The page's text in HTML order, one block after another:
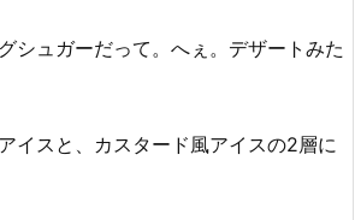
シュガーだって。へぇ。デザートみた
イスと、カスタード風アイスの2層に